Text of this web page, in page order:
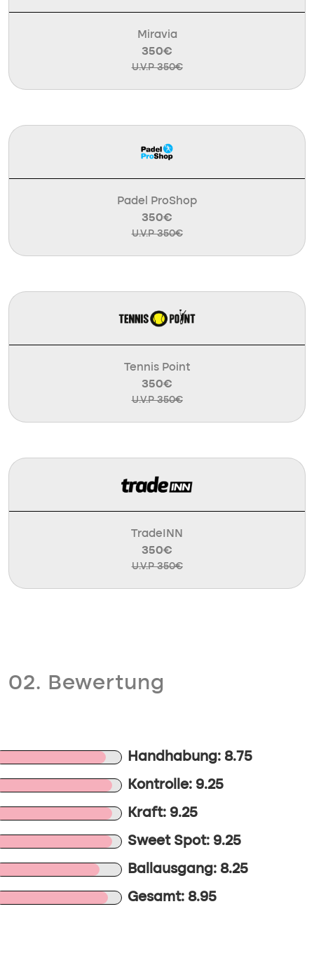
Miravia
350€
U.V.P 350€
Padel ProShop
350€
U.V.P 350€
Tennis Point
350€
U.V.P 350€
TradeINN
350€
U.V.P 350€
02. Bewertung
Handhabung: 8.75
Kontrolle: 9.25
Kraft: 9.25
Sweet Spot: 9.25
Ballausgang: 8.25
Gesamt: 8.95